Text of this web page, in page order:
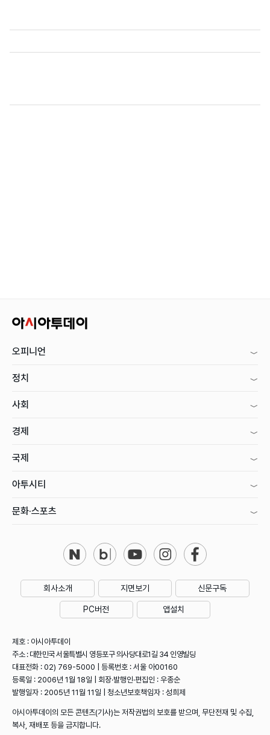
오피니언
정치
사회
경제
국제
아투시티
문화·스포츠
회사소개 지면보기 신문구독
PC버전 앱설치
제호 : 아시아투데이
주소 : 대한민국 서울특별시 영등포구 의사당대로1길 34 인영빌딩
대표전화 : 02) 769-5000 | 등록번호 : 서울 아00160
등록일 : 2006년 1월 18일 | 회장·발행인·편집인 : 우종순
발행일자 : 2005년 11월 11일 | 청소년보호책임자 : 성희제
아시아투데이의 모든 콘텐츠(기사)는 저작권법의 보호를 받으며, 무단전재 및 수집,
복사, 재배포 등을 금지합니다.